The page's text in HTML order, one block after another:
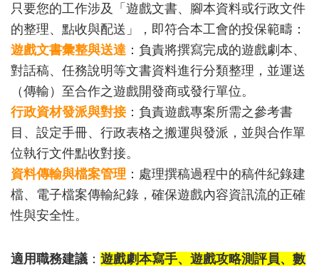
只要您的工作涉及「遊戲文書、腳本資料或行政文件
的整理、點收與配送」，即符合本工會的投保範疇：
遊戲文書彙整與送達 ：負責將撰寫完成的遊戲劇本、
對話稿、任務說明等文書資料進行分類整理，並運送
（傳輸）至合作之遊戲開發商或發行單位。
行政資材發派與對接：負責遊戲專案所需之參考書
目、設定手冊、行政表格之搬運與發派，並與合作單
位執行文件點收對接。
資料傳輸與檔案管理 ：處理撰稿過程中的稿件紀錄建
檔、電子檔案傳輸紀錄，確保遊戲內容資訊流的正確
性與安全性。
適用職務建議 ： 遊戲劇本寫手、遊戲攻略測評員、數